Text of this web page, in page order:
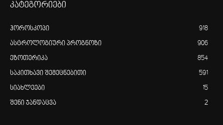
კატეგორიები
ჰოროსკოპი 918
ასტროლოგიური პროგნოზი 906
ეზოთერიკა 854
საკითხავი შემეცნებითი 591
სიახლეები 15
შენი ჯანდაცვა 2